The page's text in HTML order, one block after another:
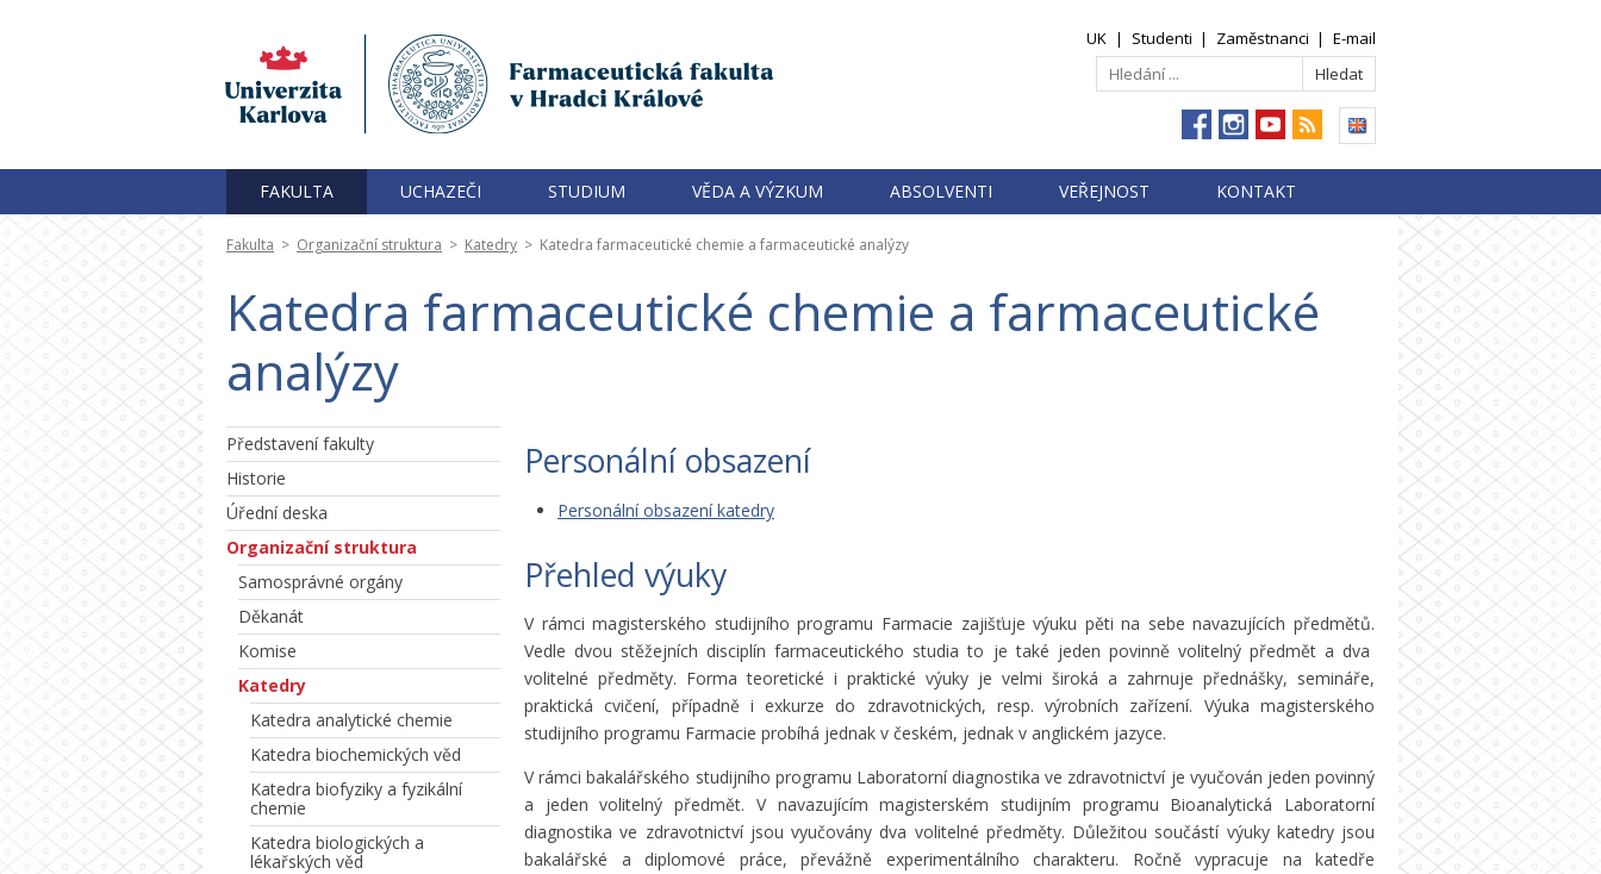
UK | Studenti | Zaměstnanci | E-mail
FAKULTA UCHAZEČI STUDIUM VĚDA A VÝZKUM ABSOLVENTI VEŘEJNOST KONTAKT
Fakulta > Organizační struktura > Katedry > Katedra farmaceutické chemie a farmaceutické analýzy
Katedra farmaceutické chemie a farmaceutické
analýzy
Představení fakulty
Historie
Úřední deska
Organizační struktura
Samosprávné orgány
Děkanát
Komise
Katedry
Katedra analytické chemie
Katedra biochemických věd
Katedra biofyziky a fyzikální
chemie
Katedra biologických a
lékařských věd
Personální obsazení
Personální obsazení katedry
Přehled výuky
V rámci magisterského studijního programu Farmacie zajišťuje výuku pěti na sebe navazujících předmětů.
Vedle dvou stěžejních disciplín farmaceutického studia to je také jeden povinně volitelný předmět a dva
volitelné předměty. Forma teoretické i praktické výuky je velmi široká a zahrnuje přednášky, semináře,
praktická cvičení, případně i exkurze do zdravotnických, resp. výrobních zařízení. Výuka magisterského
studijního programu Farmacie probíhá jednak v českém, jednak v anglickém jazyce.
V rámci bakalářského studijního programu Laboratorní diagnostika ve zdravotnictví je vyučován jeden povinný
a jeden volitelný předmět. V navazujícím magisterském studijním programu Bioanalytická Laboratorní
diagnostika ve zdravotnictví jsou vyučovány dva volitelné předměty. Důležitou součástí výuky katedry jsou
bakalářské a diplomové práce, převážně experimentálního charakteru. Ročně vypracuje na katedře